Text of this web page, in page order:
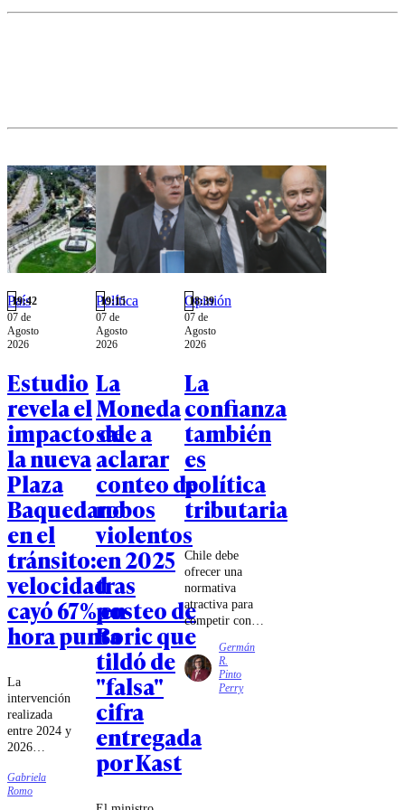
conjunto de
País
19:42
07 de
Agosto
2026
Estudio
revela el
impacto de
la nueva
Plaza
Baquedano
en el
tránsito:
velocidad
cayó 67% en
hora punta
La
intervención
realizada
entre 2024 y
2026
tradicional
diseño del
Gabriela
Romo
Política
19:15
07 de
Agosto
2026
La
Moneda
sale a
aclarar
conteo de
robos
violentos
en 2025
tras
posteo de
Boric que
tildó de
"falsa"
cifra
entregada
por Kast
Opinión
18:39
07 de
Agosto
2026
La
confianza
también
es
política
tributaria
Chile debe
ofrecer una
normativa
atractiva para
competir con
los mecanismos
de estabilidad e
invariabilidad
existentes en
especialmente
cuando el
Germán
R.
Pinto
Perry